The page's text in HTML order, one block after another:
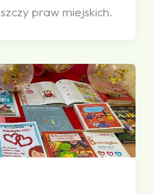
praw miejskich.